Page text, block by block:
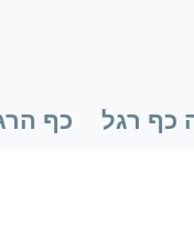
כף רגל כף